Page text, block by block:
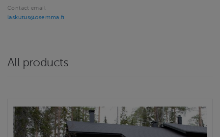
Contact email
laskutus@osemma.fi
All products